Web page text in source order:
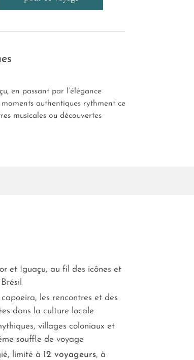
en passant par l’élégance
authentiques rythment ce
musicales ou découvertes
et Iguaçu, au fil des icônes et
les rencontres et des
dans la culture locale
villages coloniaux et
souffle de voyage
limité à 12 voyageurs, à